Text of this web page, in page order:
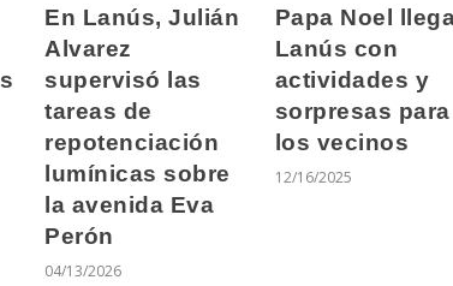
En Lanús, Julián
Alvarez
supervisó las
tareas de
repotenciación
lumínicas sobre
la avenida Eva
Perón
04/13/2026
Papa Noel
Lanús con
actividades y
sorpresas para
los vecinos
12/16/2025